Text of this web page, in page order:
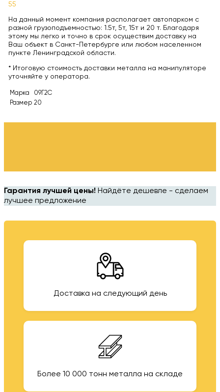
55
На данный момент компания располагает автопарком с
разной грузоподъемностью: 1.5т, 5т, 15т и 20 т. Благодаря
этому мы легко и точно в срок осуществим доставку на
Ваш объект в Санкт-Петербурге или любом населенном
пункте Ленинградской области.
* Итоговую стоимость доставки металла на манипуляторе
уточняйте у оператора.
Марка
09Г2С
Размер 20
Гарантия лучшей цены! Найдёте дешевле - сделаем
лучшее предложение
Доставка на следующий день
Более 10 000 тонн металла на складе